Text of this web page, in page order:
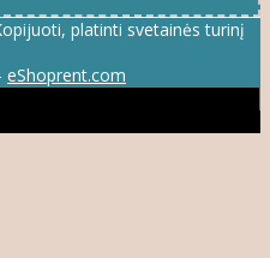
platinti svetainės turinį
eShoprent.com